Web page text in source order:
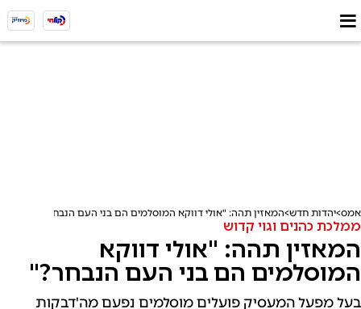
אמס יהדות חדש המאזין תהה: "אולי דווקא המוסלמים הם בני העם הנבחר?"
ממלכת כהנים וגוי קדוש
המאזין תהה: "אולי דווקא
המוסלמים הם בני העם הנבחר?"
בעל מפעל המעסיק פועלים מוסלמים נפעם מה'דבקות